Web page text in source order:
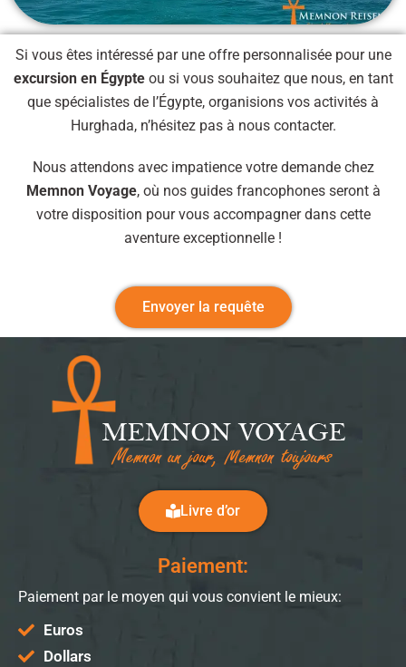
Si vous êtes intéressé par une offre personnalisée pour une
excursion en Égypteou si vous souhaitez que nous, en tant
que spécialistes de l’Égypte, organisions vos activités à
Hurghada, n’hésitez pas à nous contacter.
Nous attendons avec impatience votre demande chez
Memnon Voyage, où nos guides francophones seront à
votre disposition pour vous accompagner dans cette
aventure exceptionnelle !
Envoyer la requête
Livre d’or
Paiement:
Paiement par le moyen qui vous convient le mieux:
Euros
Dollars